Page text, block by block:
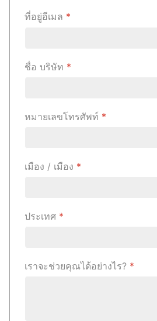
ที่อยู่อีเมล *
ชื่อ บริษัท *
หมายเลขโทรศัพท์ *
เมือง / เมือง *
ประเทศ *
เราจะช่วยคุณได้อย่างไร? *